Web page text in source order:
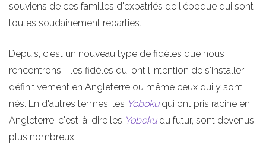
souviens de ces familles d'expatriés de l'époque qui sont
toutes soudainement reparties.
Depuis, c'est un nouveau type de fidèles que nous
rencontrons ; les fidèles qui ont l'intention de s'installer
définitivement en Angleterre ou même ceux qui y sont
nés. En d'autres termes, les Yobokuqui ont pris racine en
Angleterre, c'est-à-dire les Yobokudu futur, sont devenus
plus nombreux.